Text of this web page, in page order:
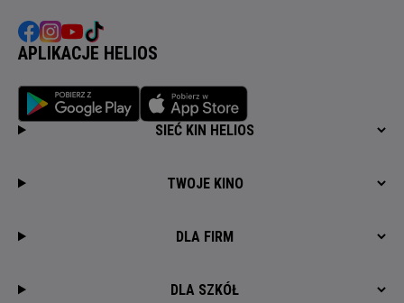
APLIKACJE HELIOS
SIEĆ KIN HELIOS
TWOJE KINO
DLA FIRM
DLA SZKÓŁ